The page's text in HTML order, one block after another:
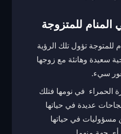
المنام للمتزوجة
للمتوجة تؤول تلك الرؤية
سعيدة وهانئة مع زوجها
سيء.
الحمراء في نومها فتلك
عديدة في حياتها
مسؤوليات في حياتها